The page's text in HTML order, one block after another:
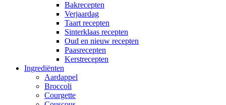
Bakrecepten
Verjaardag
Taart recepten
Sinterklaas recepten
Oud en nieuw recepten
Paasrecepten
Kerstrecepten
Ingrediënten
Aardappel
Broccoli
Courgette